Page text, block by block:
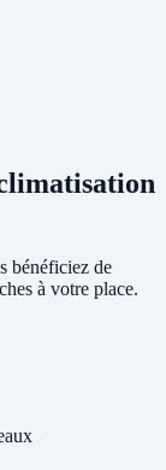
bénéficiez de
à votre place.